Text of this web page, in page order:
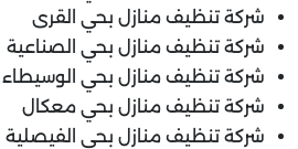
شركة تنظيف منازل بحي القرى
شركة تنظيف منازل بحي الصناعية
شركة تنظيف منازل بحي الوسيطاء
شركة تنظيف منازل بحي معكال
شركة تنظيف منازل بحي الفيصلية